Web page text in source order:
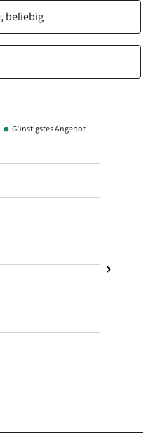
Günstigstes Angebot